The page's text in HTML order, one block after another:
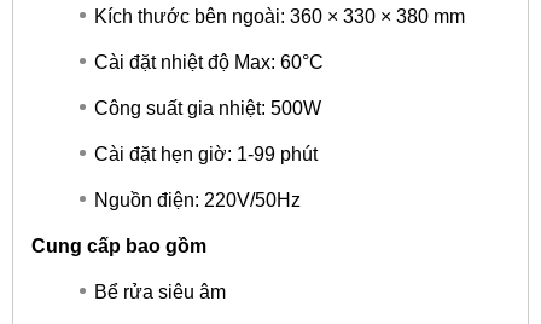
Kích thước bên ngoài: 360 × 330 × 380 mm
Cài đặt nhiệt độ Max: 60°C
Công suất gia nhiệt: 500W
Cài đặt hẹn giờ: 1-99 phút
Nguồn điện: 220V/50Hz
Cung cấp bao gồm
Bể rửa siêu âm